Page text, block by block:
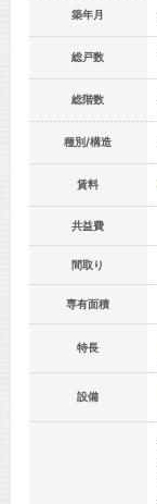
築年月
総戸数
総階数
種別/構造
賃料
共益費
間取り
専有面積
特長
設備